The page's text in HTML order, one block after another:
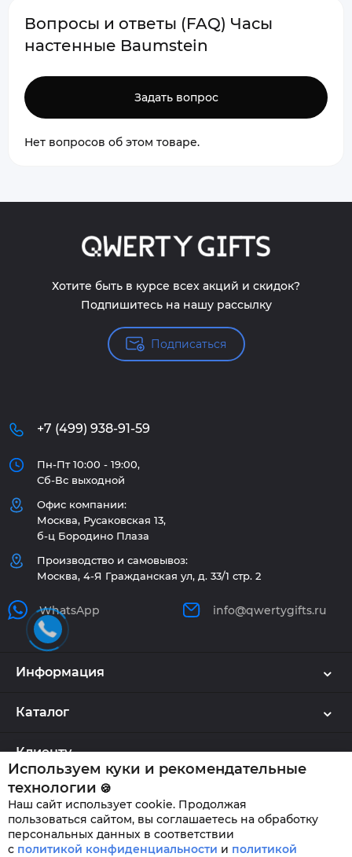
Вопросы и ответы (FAQ) Часы
настенные Baumstein
Задать вопрос
Нет вопросов об этом товаре.
Хотите быть в курсе всех акций и скидок?
Подпишитесь на нашу рассылку
Подписаться
+7 (499) 938-91-59
Пн-Пт 10:00 - 19:00,
Сб-Вс выходной
Офис компании:
Москва, Русаковская 13,
б-ц Бородино Плаза
Производство и самовывоз:
Москва, 4-Я Гражданская ул, д. 33/1 стр. 2
WhatsApp info@qwertygifts.ru
Информация
Каталог
Клиенту
QWERTYGIFTS © 2026
Используем куки и рекомендательные
технологии 🍪
Наш сайт использует cookie. Продолжая
пользоваться сайтом, вы соглашаетесь на обработку
персональных данных в соответствии
с политикой конфиденциальности и политикой